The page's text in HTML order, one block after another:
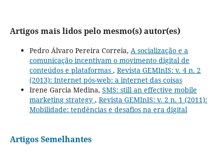
Artigos mais lidos pelo mesmo(s) autor(es)
Pedro Álvaro Pereira Correia, A socialização e a
comunicação incentivam o movimento digital de
conteúdos e plataformas , Revista GEMInIS: v. 4 n. 2
(2013): Internet pós-web: a internet das coisas
Irene Garcia Medina, SMS: still an effective mobile
marketing strategy , Revista GEMInIS: v. 2 n. 1 (2011):
Mobilidade: tendências e desafios na era digital
Artigos Semelhantes